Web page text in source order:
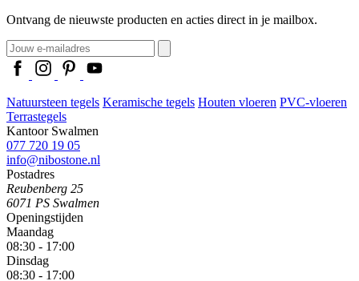
Ontvang de nieuwste producten en acties direct in je mailbox.
Natuursteen tegels Keramische tegels Houten vloeren PVC-vloeren
Terrastegels
Kantoor Swalmen
077 720 19 05
info@nibostone.nl
Postadres
Reubenberg 25
6071 PS Swalmen
Openingstijden
Maandag
08:30 - 17:00
Dinsdag
08:30 - 17:00